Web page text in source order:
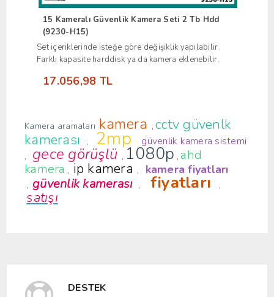
15 Kameralı Güvenlik Kamera Seti 2 Tb Hdd
(9230-H15)
Set içeriklerinde isteğe göre değişiklik yapılabilir.
Farklı kapasite harddisk ya da kamera eklenebilir.
17.056,98 TL
Kamera aramaları kamera ,cctv güvenlk
kamerası
, 2mp güvenlik kamera sistemi
, gece görüşlü , 1080p ,ahd
kamera , ip kamera , kamera fiyatları
, güvenlik kamerası, fiyatları ,
satışı
DESTEK